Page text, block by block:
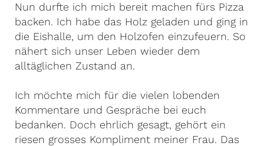
Nun durfte ich mich bereit machen fürs Pizza
backen. Ich habe das Holz geladen und ging in
die Eishalle, um den Holzofen einzufeuern. So
nähert sich unser Leben wieder dem
alltäglichen Zustand an.
Ich möchte mich für die vielen lobenden
Kommentare und Gespräche bei euch
bedanken. Doch ehrlich gesagt, gehört ein
riesen grosses Kompliment meiner Frau. Das